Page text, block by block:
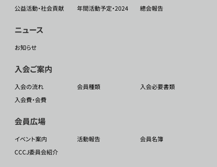
公益活動・社会貢献
年間活動予定・2024 總会報告
ニュース
お知らせ
入会ご案内
入会の流れ 会員種類
入会必要書類
入会費・会費
会員広場
イベント案内 活動報告
会員名簿
CCCJ委員会紹介